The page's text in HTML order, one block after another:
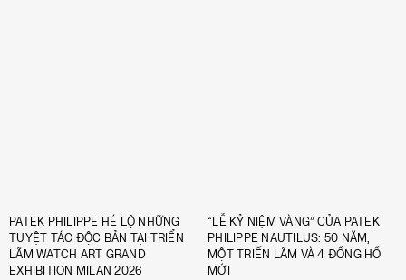
PATEK PHILIPPE HÉ LỘ NHỮNG
TUYỆT TÁC ĐỘC BẢN TẠI TRIỂN
LÃM WATCH ART GRAND
EXHIBITION MILAN 2026
“LỄ KỶ NIỆM VÀNG” CỦA PATEK
PHILIPPE NAUTILUS: 50 NĂM,
MỘT TRIỂN LÃM VÀ 4 ĐỒNG HỒ
MỚI